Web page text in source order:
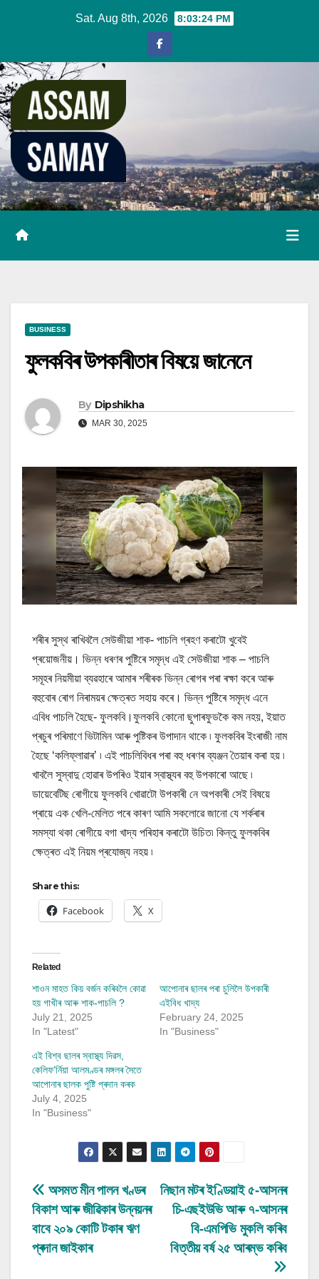
Sat. Aug 8th, 2026 8:03:24 PM
BUSINESS
ফুলকবিৰ উপকাৰীতাৰ বিষয়ে জানেনে
By Dipshikha
MAR 30, 2025
শৰীৰ সুস্থ ৰাখিবলৈ সেউজীয়া শাক- পাচলি গ্ৰহণ কৰাটো খুবেই
প্ৰয়োজনীয়। ভিন্ন ধৰণৰ পুষ্টিৰে সমৃদ্ধ এই সেউজীয়া শাক – পাচলি
সমূহৰ নিয়মীয়া ব্যৱহাৰে আমাৰ শৰীৰক ভিন্ন ৰোগৰ পৰা ৰক্ষা কৰে আৰু
বহুবোৰ ৰোগ নিৰাময়ৰ ক্ষেত্ৰত সহায় কৰে। ভিন্ন পুষ্টিৰে সমৃদ্ধ এনে
এবিধ পাচলি হৈছে- ফুলকবি।ফুলকবি কোনো ছুপাৰফুডকৈ কম নহয়, ইয়াত
প্ৰচুৰ পৰিমাণে ভিটামিন আৰু পুষ্টিকৰ উপাদান থাকে ৷ ফুলকবিৰ ইংৰাজী নাম
হৈছে ‘কলিফ্লাৱাৰ’ ৷ এই পাচলিবিধৰ পৰা বহু ধৰণৰ ব্যঞ্জন তৈয়াৰ কৰা হয় ৷
খাবলৈ সুস্বাদু হোৱাৰ উপৰিও ইয়াৰ স্বাস্থ্যৰ বহু উপকাৰো আছে ৷
ডায়েবেটিছ ৰোগীয়ে ফুলকবি খোৱাটো উপকাৰী নে অপকাৰী সেই বিষয়ে
প্ৰায়ে এক খেলি-মেলিত পৰে কাৰণ আমি সকলোৱে জানো যে শৰ্কৰাৰ
সমস্যা থকা ৰোগীয়ে বগা খাদ্য পৰিহাৰ কৰাটো উচিত৷ কিন্তু ফুলকবিৰ
ক্ষেত্ৰত এই নিয়ম প্ৰযোজ্য নহয় ৷
Share this:
Facebook X
Related
শাওন মাহত কিয় বৰ্জন কৰিবলৈ কোৱা
হয় গাখীৰ আৰু শাক-পাচলি ?
July 21, 2025
In "Latest"
আপোনাৰ ছালৰ পৰা চুলিলৈ উপকাৰী
এইবিধ খাদ্য
February 24, 2025
In "Business"
এই বিশ্ব ছালৰ স্বাস্থ্য দিৱস,
কেলিফ’ৰ্নিয়া আলমণ্ডৰ মঙ্গলৰ সৈতে
আপোনাৰ ছালক পুষ্টি প্ৰদান কৰক
July 4, 2025
In "Business"
Post
navigation
নিছান মটৰ ইণ্ডিয়াই ৫-আসনৰ
চি-এছইউভি আৰু ৭-আসনৰ
বি-এমপিভি মুকলি কৰিব
বিত্তীয় বৰ্ষ ২৫ আৰম্ভ কৰিব
অসমত মীন পালন খণ্ডৰ
বিকাশ আৰু জীৱিকাৰ উন্নয়নৰ
বাবে ২০৯ কোটি টকাৰ ঋণ
প্ৰদান জাইকাৰ